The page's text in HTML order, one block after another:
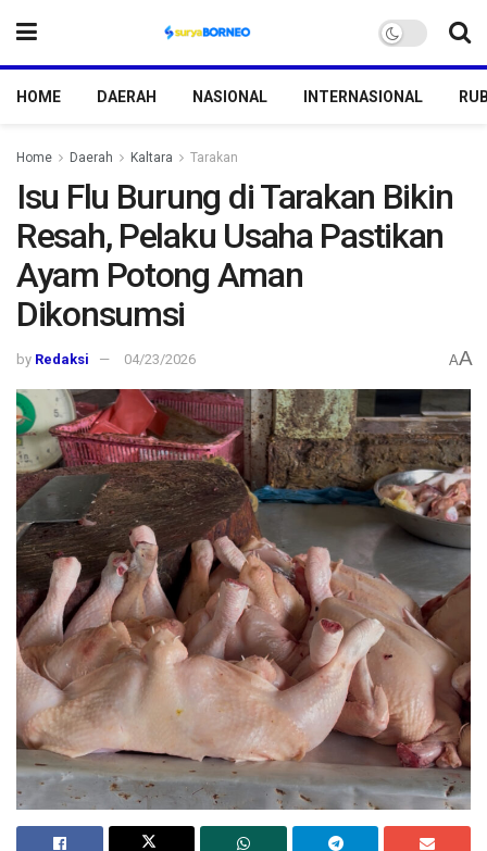
HOME DAERAH NASIONAL INTERNASIONAL
Home Daerah Kaltara Tarakan
Isu Flu Burung di Tarakan Bikin
Resah, Pelaku Usaha Pastikan
Ayam Potong Aman
Dikonsumsi
by Redaksi 04/23/2026 AA